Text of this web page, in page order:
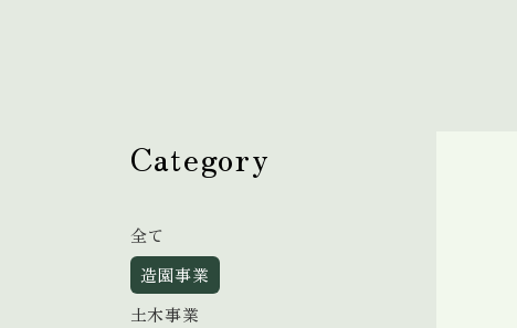
Category
全て
造園事業
土木事業